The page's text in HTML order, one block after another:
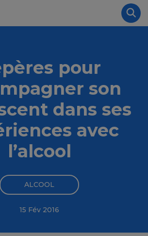
pour
son
dans ses
avec
l’alcool
ALCOOL
15 Fév 2016
des cookies